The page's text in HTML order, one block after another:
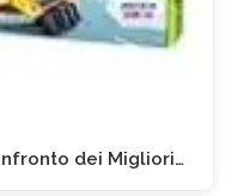
dei Migliori…